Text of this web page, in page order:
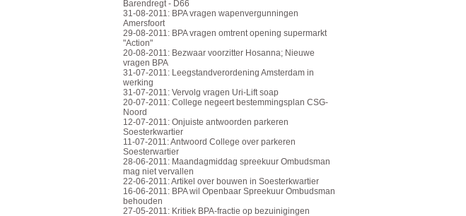
Barendregt - D66
31-08-2011: BPA vragen wapenvergunningen
Amersfoort
29-08-2011: BPA vragen omtrent opening supermarkt
"Action"
20-08-2011: Bezwaar voorzitter Hosanna; Nieuwe
vragen BPA
31-07-2011: Leegstandverordening Amsterdam in
werking
31-07-2011: Vervolg vragen Uri-Lift soap
20-07-2011: College negeert bestemmingsplan CSG-
Noord
12-07-2011: Onjuiste antwoorden parkeren
Soesterkwartier
11-07-2011: Antwoord College over parkeren
Soesterwartier
28-06-2011: Maandagmiddag spreekuur Ombudsman
mag niet vervallen
22-06-2011: Artikel over bouwen in Soesterkwartier
16-06-2011: BPA wil Openbaar Spreekuur Ombudsman
behouden
27-05-2011: Kritiek BPA-fractie op bezuinigingen